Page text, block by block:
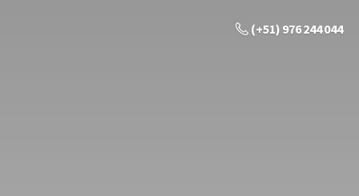
(+51) 976 244 044